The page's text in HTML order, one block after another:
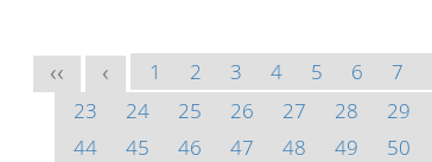
<< < 1 2 3 4 5 6 7
23
24 25 26 27 28 29
44
45 46 47 48 49 50